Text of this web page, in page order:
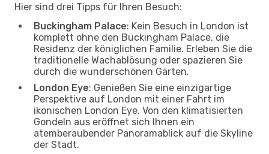
Hier sind drei Tipps für Ihren Besuch:
Buckingham Palace: Kein Besuch in London ist
komplett ohne den Buckingham Palace, die
Residenz der königlichen Familie. Erleben Sie die
traditionelle Wachablösung oder spazieren Sie
durch die wunderschönen Gärten.
London Eye: Genießen Sie eine einzigartige
Perspektive auf London mit einer Fahrt im
ikonischen London Eye. Von den klimatisierten
Gondeln aus eröffnet sich Ihnen ein
atemberaubender Panoramablick auf die Skyline
der Stadt.